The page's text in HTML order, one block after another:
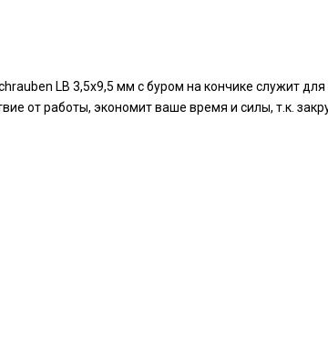
LB 3,5х9,5 мм с буром на кончике служит
от работы, экономит ваше время и силы, т.к.